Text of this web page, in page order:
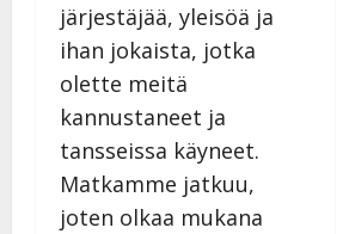
järjestäjää, yleisöä ja
ihan jokaista, jotka
olette meitä
kannustaneet ja
tansseissa käyneet.
Matkamme jatkuu,
joten olkaa mukana